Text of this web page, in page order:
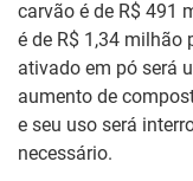
carvão é de R$ 491
é de R$ 1,34 milhão
ativado em pó será
aumento de
e seu uso será
necessário.